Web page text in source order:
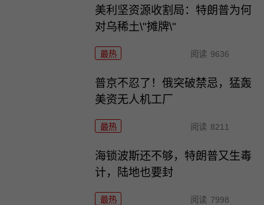
美利坚资源收割局：特朗普为何
对乌稀土\"摊牌\"
最热 阅读 9636
普京不忍了！俄突破禁忌，猛轰
美资无人机工厂
最热 阅读 8211
海锁波斯还不够，特朗普又生毒
计，陆地也要封
最热 阅读 7998